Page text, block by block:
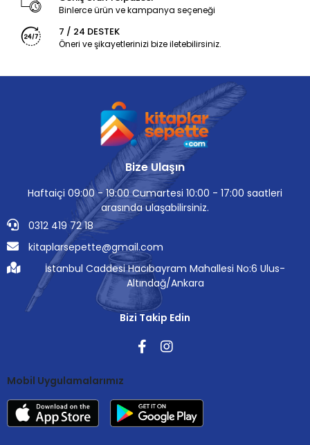
Binlerce ürün ve kampanya seçeneği
7 / 24 DESTEK
Öneri ve şikayetlerinizi bize iletebilirsiniz.
Bize Ulaşın
Haftaiçi 09:00 - 19:00 Cumartesi 10:00 - 17:00 saatleri
arasında ulaşabilirsiniz.
0312 419 72 18
kitaplarsepette@gmail.com
İstanbul Caddesi Hacıbayram Mahallesi No:6 Ulus-
Altındağ/Ankara
Bizi Takip Edin
Mobil Uygulamalarımız